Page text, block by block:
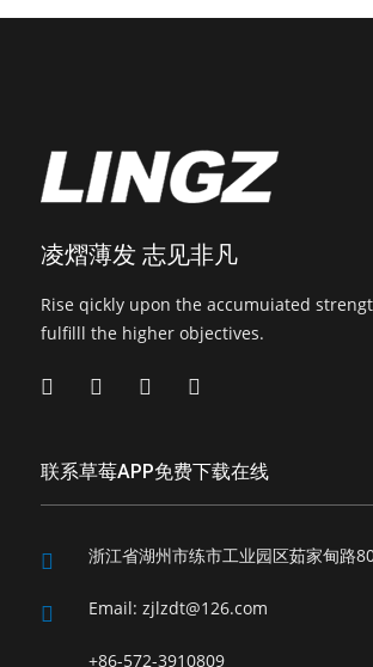
凌熠薄发 志见非凡
Rise qickly upon the accumuiated
fulfilll the higher objectives.
联系草莓APP免费下载在线
浙江省湖州市练市工业园区茹家甸路
Email: zjlzdt@126.com
+86-572-3910809